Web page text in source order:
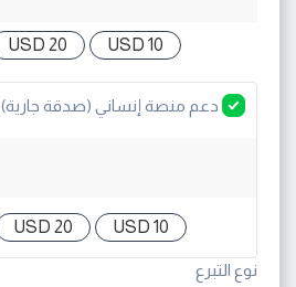
10 USD
20 USD
دعم منصة إنساني (صدقة جارية)
10 USD
20 USD
نوع التبرع